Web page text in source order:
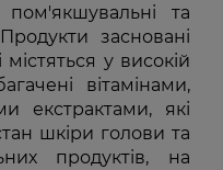
та
засновані
містяться у високій
вітамінами,
екстрактами, які
шкіри голови та
продуктів, на